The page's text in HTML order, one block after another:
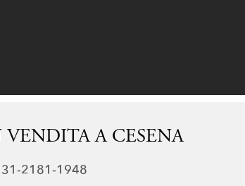
A CESENA
2181-1948